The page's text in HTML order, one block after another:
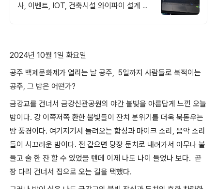
사, 이벤트, IOT, 건축시설 와이파이 설계 구
2024년 10월 1일 화요일
공주 백제문화제가 열리는 날 공주, 5일까지 사람들로 북적이는
공주, 그 밤은 어떤가?
금강교를 건너서 금강신관공원의 야간 불빛을 아름답게 느낀 오늘
밤이다. 강 이쪽저쪽 환한 불빛들이 잔치 분위기를 더욱 북돋우는
밤 풍경이다. 여기저기서 들려오는 함성과 마이크 소리, 음악 소리
들이 시끄러운 밤이다. 전 같으면 당장 둔치로 내려가서 아무나 붙
들고 술 한 잔 할 수 있었을 텐데 이제 나도 나이 들었나 보다. 곧
장 다리 건너서 집으로 오는 길을 택했다.